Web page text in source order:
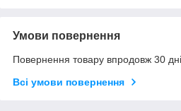
Умови повернення
Повернення товару впродовж 30
Всі умови повернення